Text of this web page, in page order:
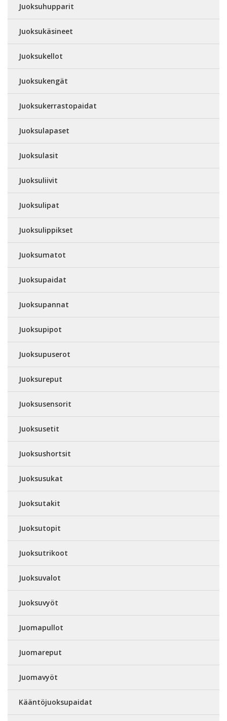
Juoksuhupparit
Juoksukäsineet
Juoksukellot
Juoksukengät
Juoksukerrastopaidat
Juoksulapaset
Juoksulasit
Juoksuliivit
Juoksulipat
Juoksulippikset
Juoksumatot
Juoksupaidat
Juoksupannat
Juoksupipot
Juoksupuserot
Juoksureput
Juoksusensorit
Juoksusetit
Juoksushortsit
Juoksusukat
Juoksutakit
Juoksutopit
Juoksutrikoot
Juoksuvalot
Juoksuvyöt
Juomapullot
Juomareput
Juomavyöt
Kääntöjuoksupaidat